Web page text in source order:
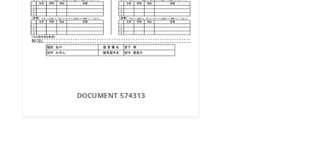
DOCUMENT 574313